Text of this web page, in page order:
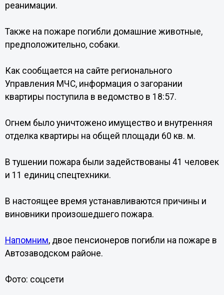
реанимации.
Также на пожаре погибли домашние животные,
предположительно, собаки.
Как сообщается на сайте регионального
Управления МЧС, информация о загорании
квартиры поступила в ведомство в 18:57.
Огнем было уничтожено имущество и внутренняя
отделка квартиры на общей площади 60 кв. м.
В тушении пожара были задействованы 41 человек
и 11 единиц спецтехники.
В настоящее время устанавливаются причины и
виновники произошедшего пожара.
Напомним, двое пенсионеров погибли на пожаре в
Автозаводском районе.
Фото: соцсети